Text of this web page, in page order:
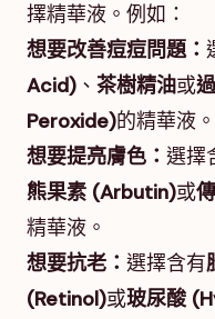
擇精華液。例如：
想要改善痘痘問題：
Acid) 、 茶樹精油或
Peroxide)的精華液。
想要提亮膚色： 選擇
熊果素 (Arbutin)或
精華液。
想要抗老： 選擇含有
(Retinol)或玻尿酸